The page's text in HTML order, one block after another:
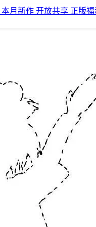
本月新作 开放共享 正版